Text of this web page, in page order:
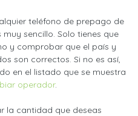
teléfono de prepago de
sencillo. Solo tienes que
y comprobar que el país y
son correctos. Si no es así,
en el listado que se muestra
operador.
la cantidad que deseas